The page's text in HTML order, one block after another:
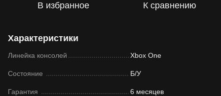
В избранное К сравнению
Характеристики
Линейка консолей Xbox One
Состояние Б/У
Гарантия 6 месяцев